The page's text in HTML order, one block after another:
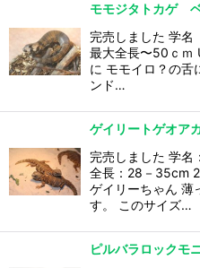
モモジタトカゲ
完売しました 学
最大全長〜50ｃｍ
に モモイロ？の舌
ンド…
ゲイリートゲオア
完売しました 学名
全長：28－35cm
ゲイリーちゃん 薄
す。 このサイズ…
ピルバラロックモ